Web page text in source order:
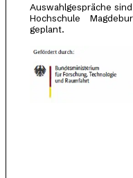
Auswahlgespräche
Hochschule
geplant.